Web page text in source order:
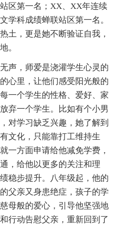
区第一名；XX、XX年连续
学科成绩蝉联站区第一名。
土，更是她不断验证自我，
。
声，师爱是浇灌学生心灵的
心里，让他们感受阳光般的
一个学生的性格、爱好、家
弃一个学生。比如有个小男
对学习缺乏兴趣，她了解到
文化，只能靠打工维持生
一方面申请给他减免学费，
，给他以更多的关注和理
稳步提升。八年级起，他的
父亲又身患绝症，孩子的学
母般的爱心，引导他坚强地
行动告慰父亲，重新回到了